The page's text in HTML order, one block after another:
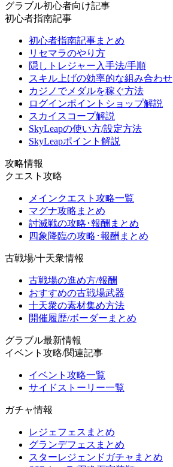
グラブル初心者向け記事
初心者指南記事
初心者指南記事まとめ
リセマラのやり方
隠しトレジャー入手法/手順
スキル上げの効率的な組み合わせ
カジノでメダルを稼ぐ方法
ログインポイントショップ解説
スカイスコープ解説
SkyLeapの使い方/設定方法
SkyLeapポイント解説
攻略情報
クエスト攻略
メインクエスト攻略一覧
マグナ攻略まとめ
討滅戦の攻略･報酬まとめ
四象降臨の攻略･報酬まとめ
古戦場/十天衆情報
古戦場の進め方/報酬
おすすめの古戦場武器
十天衆の素材集め方法
開催履歴/ボーダーまとめ
グラブル最新情報
イベント攻略/関連記事
イベント攻略一覧
サイドストーリー一覧
ガチャ情報
レジェフェスまとめ
グランデフェスまとめ
スターレジェンドガチャまとめ